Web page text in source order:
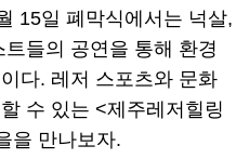
15일 폐막식에서는 넉살,
들의 공연을 통해 환경
다. 레저 스포츠와 문화
수 있는 <제주레저힐링
을 만나보자.